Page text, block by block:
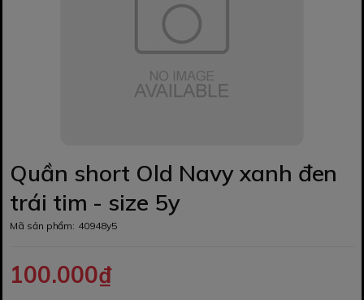
Quần short Old Navy xanh đen
trái tim - size 5y
Mã sản phẩm: 40948y5
100.000₫